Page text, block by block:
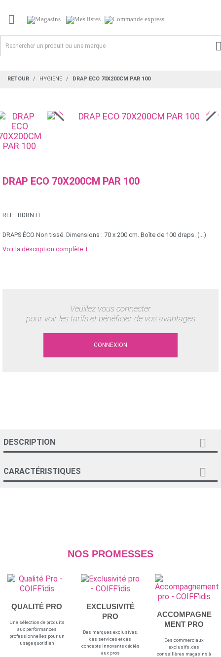

RETOUR HYGIENE DRAP ECO 70X200CM PAR 100
DRAP ECO 70X200CM PAR 100
REF : BDRNTI
DRAPS ÉCO Non tissé. Dimensions : 70 x 200 cm. Boîte de 100 draps. (...)
Voir la description complète +
Veuillez vous connecter
pour voir les tarifs et bénéficier de vos avantages
CONNEXION
DESCRIPTION 
CARACTÉRISTIQUES 
NOS PROMESSES
QUALITÉ PRO
Une sélection de produits
aux performances
professionnelles pour un
usage quotidien
EXCLUSIVITÉ
PRO
Des marques exclusives,
des services et des
concepts innovants dédiés
aux pros
ACCOMPAGNE
MENT PRO
Des commerciaux
exclusifs, des
conseillères magasins à